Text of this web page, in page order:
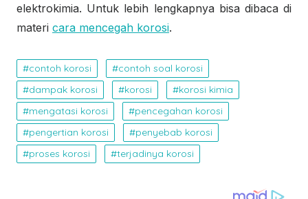
elektrokimia. Untuk lebih lengkapnya bisa dibaca di
materi cara mencegah korosi.
contoh korosi
contoh soal korosi
dampak korosi
korosi
korosi kimia
mengatasi korosi
pencegahan korosi
pengertian korosi
penyebab korosi
proses korosi
terjadinya korosi